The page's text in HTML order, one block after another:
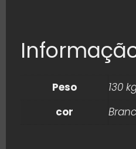
Peso
130
cor